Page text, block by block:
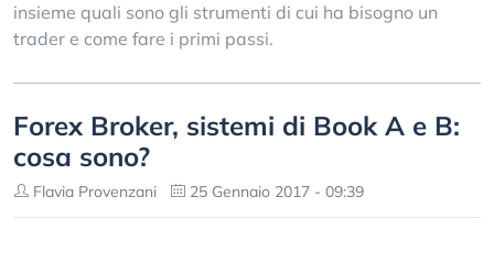
insieme quali sono gli strumenti di cui ha bisogno un
trader e come fare i primi passi.
Forex Broker, sistemi di Book A e B:
cosa sono?
Flavia Provenzani 25 Gennaio 2017 - 09:39